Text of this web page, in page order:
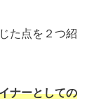
た点を２つ紹
ナーとしての